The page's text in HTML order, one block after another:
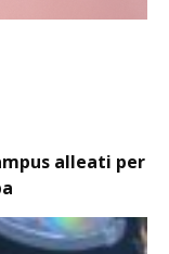
alleati per